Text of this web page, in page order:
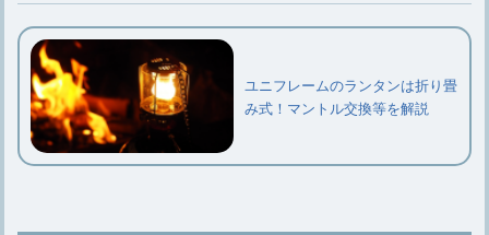
ユニフレームのランタンは折り畳
み式！マントル交換等を解説